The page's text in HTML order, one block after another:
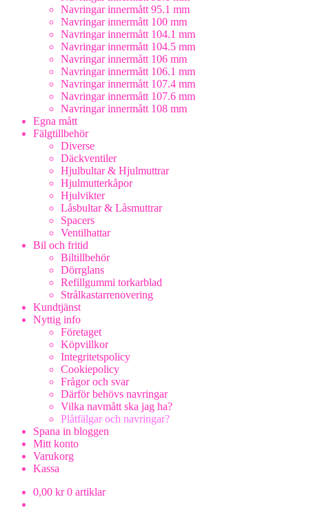
Navringar innermått 95.1 mm
Navringar innermått 100 mm
Navringar innermått 104.1 mm
Navringar innermått 104.5 mm
Navringar innermått 106 mm
Navringar innermått 106.1 mm
Navringar innermått 107.4 mm
Navringar innermått 107.6 mm
Navringar innermått 108 mm
Egna mått
Fälgtillbehör
Diverse
Däckventiler
Hjulbultar & Hjulmuttrar
Hjulmutterkåpor
Hjulvikter
Låsbultar & Låsmuttrar
Spacers
Ventilhattar
Bil och fritid
Biltillbehör
Dörrglans
Refillgummi torkarblad
Strålkastarrenovering
Kundtjänst
Nyttig info
Företaget
Köpvillkor
Integritetspolicy
Cookiepolicy
Frågor och svar
Därför behövs navringar
Vilka navmått ska jag ha?
Plåtfälgar och navringar?
Spana in bloggen
Mitt konto
Varukorg
Kassa
0,00 kr 0 artiklar